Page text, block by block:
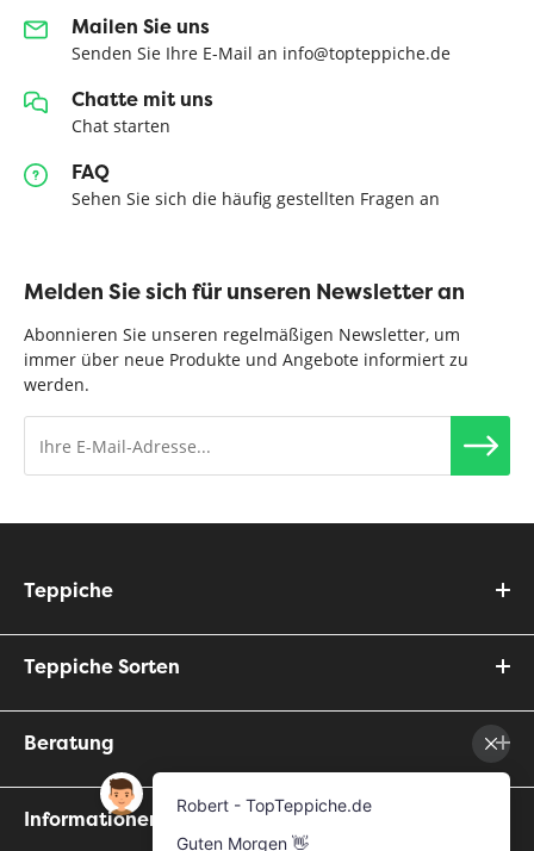
Mailen Sie uns
Senden Sie Ihre E-Mail an info@topteppiche.de
Chatte mit uns
Chat starten
FAQ
Sehen Sie sich die häufig gestellten Fragen an
Melden Sie sich für unseren Newsletter an
Abonnieren Sie unseren regelmäßigen Newsletter, um
immer über neue Produkte und Angebote informiert zu
werden.
Teppiche
Teppiche Sorten
Beratung
Informationen